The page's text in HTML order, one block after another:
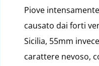
Piove
causato dai forti
Sicilia, 55mm
carattere nevoso,